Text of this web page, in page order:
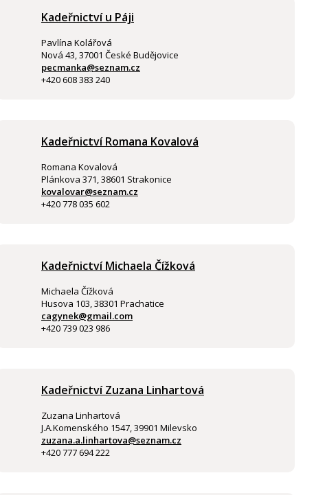
Kadeřnictví u Páji
Pavlína Kolářová
Nová 43, 37001 České Budějovice
pecmanka@seznam.cz
+420 608 383 240
Kadeřnictví Romana Kovalová
Romana Kovalová
Plánkova 371, 38601 Strakonice
kovalovar@seznam.cz
+420 778 035 602
Kadeřnictví Michaela Čížková
Michaela Čížková
Husova 103, 38301 Prachatice
cagynek@gmail.com
+420 739 023 986
Kadeřnictví Zuzana Linhartová
Zuzana Linhartová
J.A.Komenského 1547, 39901 Milevsko
zuzana.a.linhartova@seznam.cz
+420 777 694 222